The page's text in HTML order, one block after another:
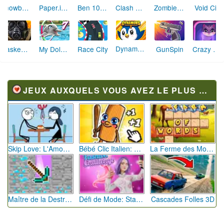
Snowball.io Paper.io 2 Ben 10 World Rescue Clash of Tanks ZombieHunter.io Void City
Masked.io My Dolphin Show 7 Race City Dynamons 2 GunSpin Crazy Snake.io
JEUX AUXQUELS VOUS AVEZ LE PLUS JOUÉ
Skip Love: L'Amour en Péril Bébé Clic Italien: La Folie des Petits Bambins La Ferme des Mots - Cultivez votre Vocabulaire
Maître de la Destruction: Fusion de Pioches Défi de Mode: Star du Podium Cascades Folles 3D